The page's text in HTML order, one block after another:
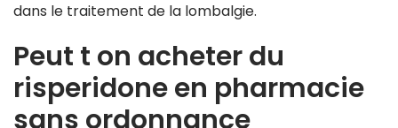
dans le traitement de la lombalgie.
Peut t on acheter du
risperidone en pharmacie
sans ordonnance